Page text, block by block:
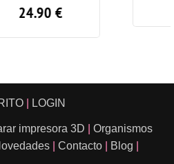
LOGIN
impresora 3D
Organismos
Contacto Blog